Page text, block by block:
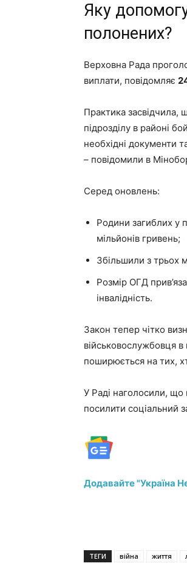
Яку
полонених?
Верховна Рада
виплати, повідомляє
Практика засвідчила,
підрозділу в районі
необхідні документи
– повідомили в
Серед оновлень:
Родини загиблих у
мільйонів гривень;
Збільшили з трьох
Розмір ОГД
інвалідність.
Закон тепер чітко
військовослужбовця
поширюється на тих,
У Раді наголосили, що
посилити соціальний
Додавайте "Україна
ТЕГИ війна життя